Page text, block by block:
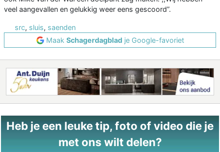
veel aangevallen en gelukkig weer eens gescoord”.
src, sluis, saenden
Maak Schagerdagbladje Google-favoriet
Heb je een leuke tip, foto of video die je
met ons wilt delen?